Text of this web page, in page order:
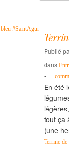
Publié
dans
- …
En été
tout ça
(une
Terrine de